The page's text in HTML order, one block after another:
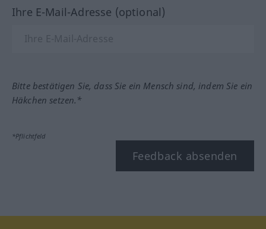
Ihre E-Mail-Adresse (optional)
Bitte bestätigen Sie, dass Sie ein Mensch sind, indem Sie ein
Häkchen setzen.*
*Pflichtfeld
Feedback absenden